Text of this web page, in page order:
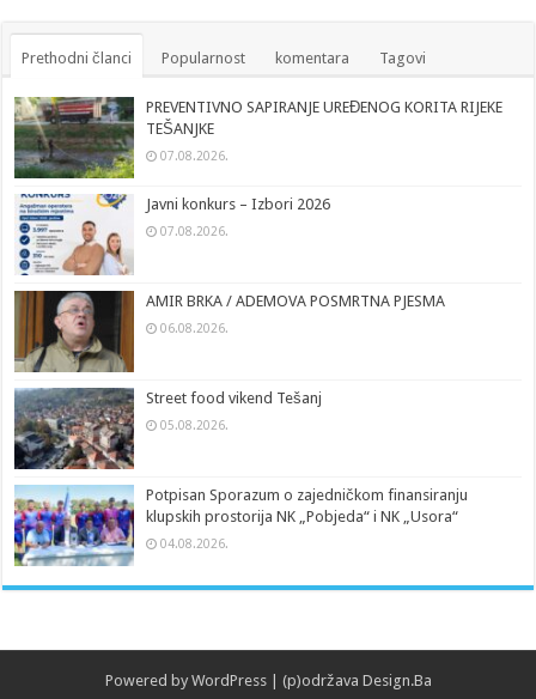
Prethodni članci Popularnost komentara Tagovi
PREVENTIVNO SAPIRANJE UREĐENOG KORITA RIJEKE
TEŠANJKE
07.08.2026.
Javni konkurs – Izbori 2026
07.08.2026.
AMIR BRKA / ADEMOVA POSMRTNA PJESMA
06.08.2026.
Street food vikend Tešanj
05.08.2026.
Potpisan Sporazum o zajedničkom finansiranju
klupskih prostorija NK „Pobjeda“ i NK „Usora“
04.08.2026.
Powered by WordPress| (p)održava Design.Ba